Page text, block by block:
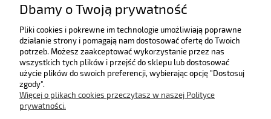
470,00 zł
(netto:382,11 zł)
do koszyka
Dbamy o Twoją prywatność
Pliki cookies i pokrewne im technologie umożliwiają poprawne
działanie strony i pomagają nam dostosować ofertę do Twoich
potrzeb. Możesz zaakceptować wykorzystanie przez nas
wszystkich tych plików i przejść do sklepu lub dostosować
użycie plików do swoich preferencji, wybierając opcję "Dostosuj
zgody".
Więcej o plikach cookies przeczytasz w naszej Polityce
prywatności.